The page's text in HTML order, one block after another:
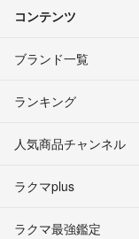
コンテンツ
ブランド一覧
ランキング
人気商品チャンネル
ラクマplus
ラクマ最強鑑定